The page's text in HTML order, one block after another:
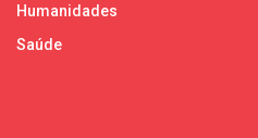
Humanidades
Saúde